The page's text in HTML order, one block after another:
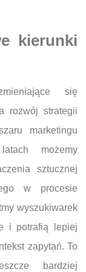
kierunki
się
rozwój strategii
marketingu
możemy
sztucznej
w procesie
wyszukiwarek
i potrafią lepiej
zapytań. To
bardziej